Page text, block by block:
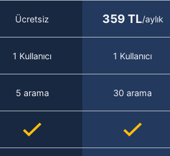
Ücretsiz 359 TL/aylık
1 Kullanıcı 1 Kullanıcı
5 arama 30 arama